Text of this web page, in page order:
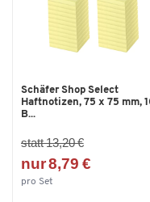
Schäfer Shop Select
Haftnotizen, 75 x 75 mm,
B...
statt 13,20 €
nur 8,79 €
pro Set